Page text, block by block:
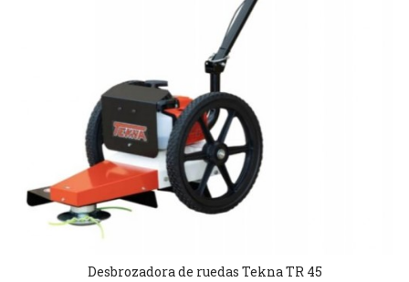
Desbrozadora de ruedas Tekna TR 45